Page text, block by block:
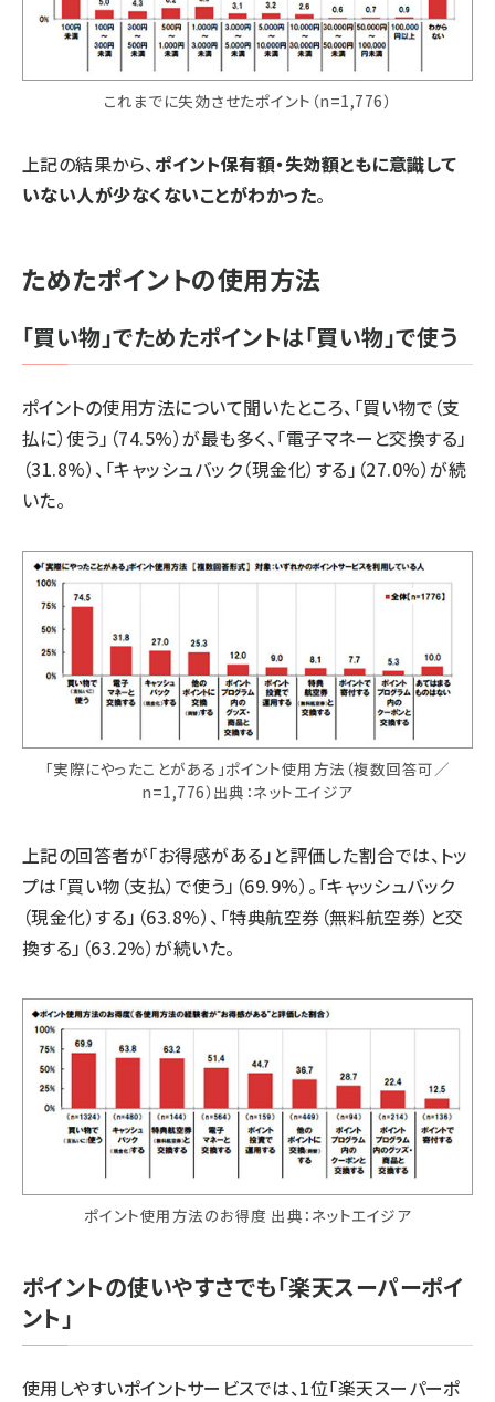
これまでに失効させたポイント（n=1,776）
上記の結果から、ポイント保有額・失効額ともに意識して
いない人が少なくないことがわかった。
ためたポイントの使用方法
「買い物」でためたポイントは「買い物」で使う
ポイントの使用方法について聞いたところ、「買い物で（支
払に）使う」（74.5%）が最も多く、「電子マネーと交換する」
（31.8%）、「キャッシュバック（現金化）する」（27.0%）が続
いた。
「実際にやったことがある」ポイント使用方法（複数回答可／
n=1,776）出典：ネットエイジア
上記の回答者が「お得感がある」と評価した割合では、トッ
プは「買い物（支払）で使う」（69.9%）。「キャッシュバック
（現金化）する」（63.8%）、「特典航空券（無料航空券）と交
換する」（63.2%）が続いた。
ポイント使用方法のお得度 出典：ネットエイジア
ポイントの使いやすさでも「楽天スーパーポイ
ント」
使用しやすいポイントサービスでは、1位「楽天スーパーポ